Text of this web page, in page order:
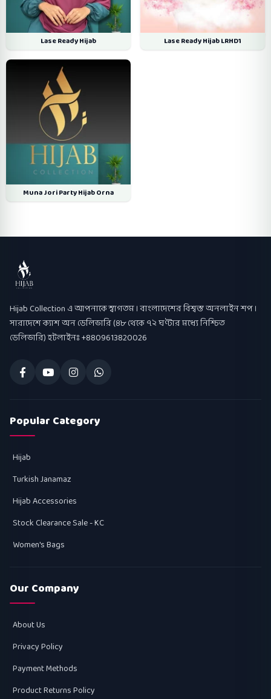
Lase Ready Hijab Lase Ready Hijab LRHD1
Muna Jori Party Hijab Orna
Hijab Collection
Hijab Collection এ আপনাকে স্বাগতম । বাংলাদেশের বিশ্বস্ত অনলাইন শপ ।
সারাদেশে ক্যাশ অন ডেলিভারি (৪৮ থেকে ৭২ ঘণ্টার মধ্যে নিশ্চিত
ডেলিভারি) হটলাইনঃ +8809613820026
Popular Category
Hijab
Turkish Janamaz
Hijab Accessories
Stock Clearance Sale - KC
Women's Bags
Our Company
About Us
Privacy Policy
Payment Methods
Product Returns Policy